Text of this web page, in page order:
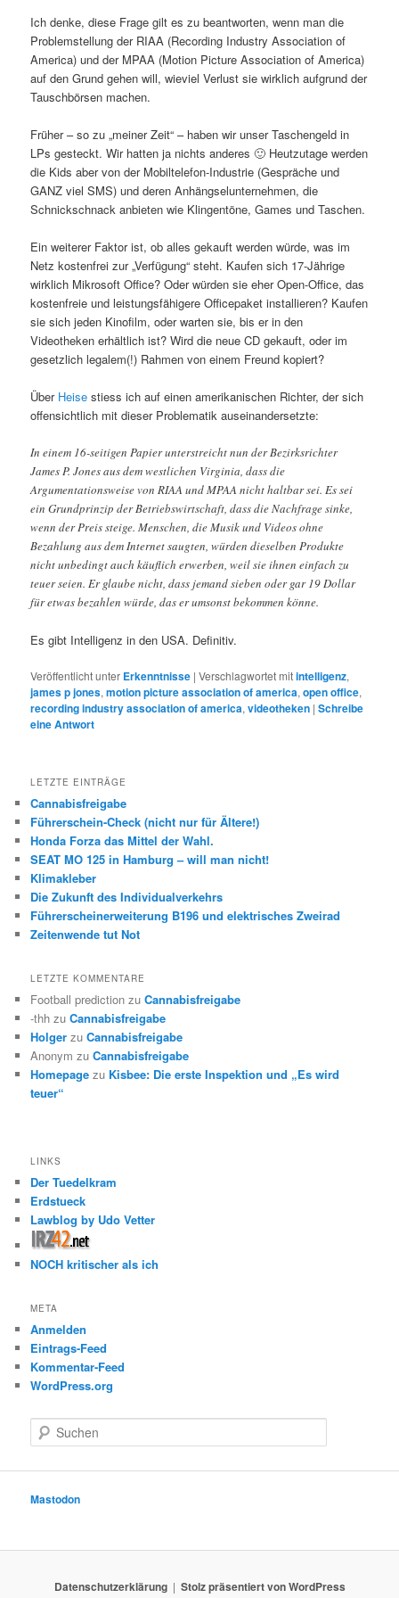
Ich denke, diese Frage gilt es zu beantworten, wenn man die
Problemstellung der RIAA (Recording Industry Association of
America) und der MPAA (Motion Picture Association of America)
auf den Grund gehen will, wieviel Verlust sie wirklich aufgrund der
Tauschbörsen machen.
Früher – so zu „meiner Zeit“ – haben wir unser Taschengeld in
LPs gesteckt. Wir hatten ja nichts anderes 🙂 Heutzutage werden
die Kids aber von der Mobiltelefon-Industrie (Gespräche und
GANZ viel SMS) und deren Anhängselunternehmen, die
Schnickschnack anbieten wie Klingentöne, Games und Taschen.
Ein weiterer Faktor ist, ob alles gekauft werden würde, was im
Netz kostenfrei zur „Verfügung“ steht. Kaufen sich 17-Jährige
wirklich Mikrosoft Office? Oder würden sie eher Open-Office, das
kostenfreie und leistungsfähigere Officepaket installieren? Kaufen
sie sich jeden Kinofilm, oder warten sie, bis er in den
Videotheken erhältlich ist? Wird die neue CD gekauft, oder im
gesetzlich legalem(!) Rahmen von einem Freund kopiert?
Über Heise stiess ich auf einen amerikanischen Richter, der sich
offensichtlich mit dieser Problematik auseinandersetzte:
In einem 16-seitigen Papier unterstreicht nun der Bezirksrichter
James P. Jones aus dem westlichen Virginia, dass die
Argumentationsweise von RIAA und MPAA nicht haltbar sei. Es sei
ein Grundprinzip der Betriebswirtschaft, dass die Nachfrage sinke,
wenn der Preis steige. Menschen, die Musik und Videos ohne
Bezahlung aus dem Internet saugten, würden dieselben Produkte
nicht unbedingt auch käuflich erwerben, weil sie ihnen einfach zu
teuer seien. Er glaube nicht, dass jemand sieben oder gar 19 Dollar
für etwas bezahlen würde, das er umsonst bekommen könne.
Es gibt Intelligenz in den USA. Definitiv.
Veröffentlicht unter Erkenntnisse |Verschlagwortet mitintelligenz,
james p jones,motion picture association of america,open office,
recording industry association of america,videotheken |Schreibe
eine Antwort
LETZTE EINTRÄGE
Cannabisfreigabe
Führerschein-Check (nicht nur für Ältere!)
Honda Forza das Mittel der Wahl.
SEAT MO 125 in Hamburg – will man nicht!
Klimakleber
Die Zukunft des Individualverkehrs
Führerscheinerweiterung B196 und elektrisches Zweirad
Zeitenwende tut Not
LETZTE KOMMENTARE
Football prediction zuCannabisfreigabe
-thh zuCannabisfreigabe
Holger zuCannabisfreigabe
Anonym zuCannabisfreigabe
Homepage zu Kisbee: Die erste Inspektion und „Es wird
teuer“
LINKS
Der Tuedelkram
Erdstueck
Lawblog by Udo Vetter
NOCH kritischer als ich
META
Anmelden
Eintrags-Feed
Kommentar-Feed
WordPress.org
u
e
Mastodon
Datenschutzerklärung Stolz präsentiert von WordPress